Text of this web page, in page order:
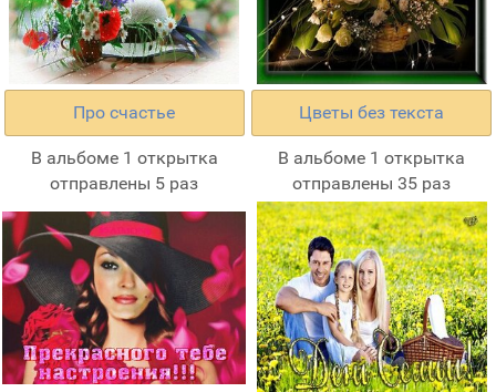
Про счастье
В альбоме 1 открытка
отправлены 5 раз
Цветы без текста
В альбоме 1 открытка
отправлены 35 раз